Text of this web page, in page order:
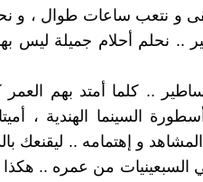
و نتعب ساعات طوال ، و
.. نحلم أحلام جميلة ليس
.. كلما أمتد بهم العمر
السينما الهندية ،
و إهتمامه .. ليقنعك
من عمره .. هكذا